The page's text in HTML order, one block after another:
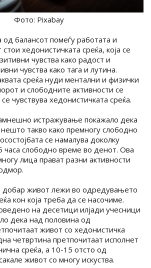
Фото: Pixabay
од балансот помеѓу работата и
хедонистичката среќа, која се
чувства како радост и
чувства како тага и лутина.
среќа нуди ментални и физички
и слободните активности се
чувствува хедонистичката среќа.
истражување покажало дека
такво како премногу слободно
се намалува доколку
часа слободно време во денот. Ова
лица прават разни активности
добар живот лежи во одредувањето
кон која треба да се насочиме.
на десетици илјади учесници
дека над половина од
живот со хедонистичка
четвртина претпочитаат исполнет
среќа, а 10-15 отсто од
живот со многу искуства.